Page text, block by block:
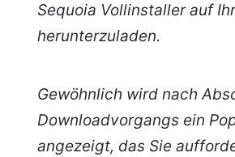
Sequoia Vollinstaller auf
herunterzuladen.
Gewöhnlich wird nach
Downloadvorgangs ein
angezeigt, das Sie